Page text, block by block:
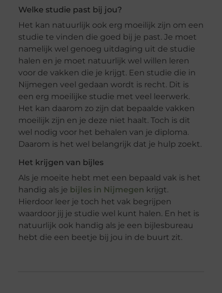
Welke studie past bij jou?
Het kan natuurlijk ook erg moeilijk zijn om een
studie te vinden die goed bij je past. Je moet
namelijk wel genoeg uitdaging uit de studie
halen en je moet natuurlijk wel willen leren
voor de vakken die je krijgt. Een studie die in
Nijmegen veel gedaan wordt is recht. Dit is
een erg moeilijke studie met veel leerwerk.
Het kan daarom zo zijn dat bepaalde vakken
moeilijk zijn en je deze niet haalt. Toch is dit
wel nodig voor het behalen van je diploma.
Daarom is het wel belangrijk dat je hulp zoekt.
Het krijgen van bijles
Als je moeite hebt met een bepaald vak is het
handig als je bijles in Nijmegen krijgt.
Hierdoor leer je toch het vak begrijpen
waardoor jij je studie wel kunt halen. En het is
natuurlijk ook handig als je een bijlesbureau
hebt die een beetje bij jou in de buurt zit.